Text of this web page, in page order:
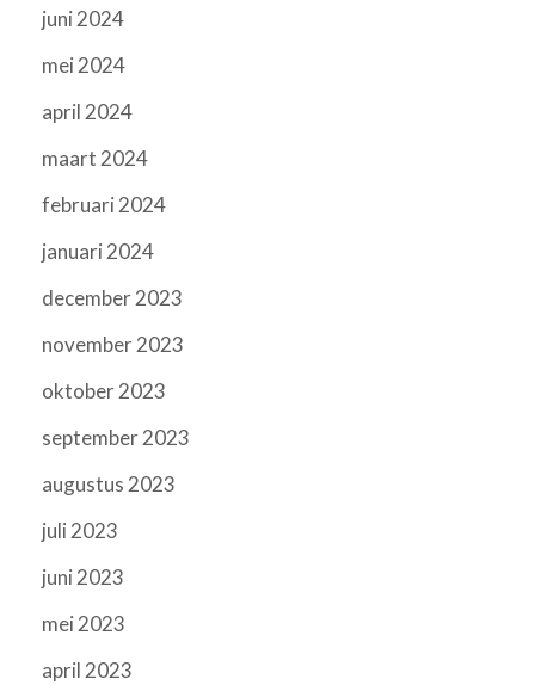
juni 2024
mei 2024
april 2024
maart 2024
februari 2024
januari 2024
december 2023
november 2023
oktober 2023
september 2023
augustus 2023
juli 2023
juni 2023
mei 2023
april 2023